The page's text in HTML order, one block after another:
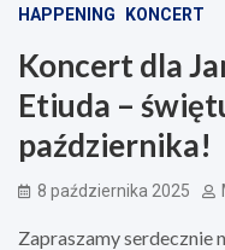
HAPPENING KONCERT
Koncert dla
Etiuda –
października!
8 października 2025
Zapraszamy serdecznie